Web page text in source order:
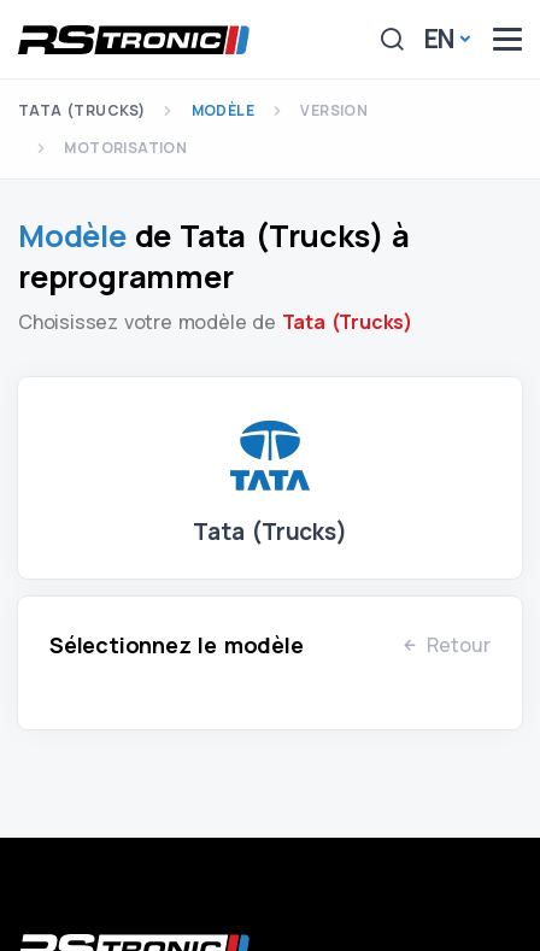
EN
TATA (TRUCKS) MODÈLE
VERSION
MOTORISATION
Modèlede Tata (Trucks) à
reprogrammer
Choisissez votre modèle de Tata (Trucks)
Tata (Trucks)
Sélectionnez le modèle Retour